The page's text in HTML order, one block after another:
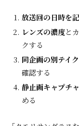
放送回の日時を
レンズの濃度と
クする
同企画の別テイク
確認する
静止画キャプチ
める